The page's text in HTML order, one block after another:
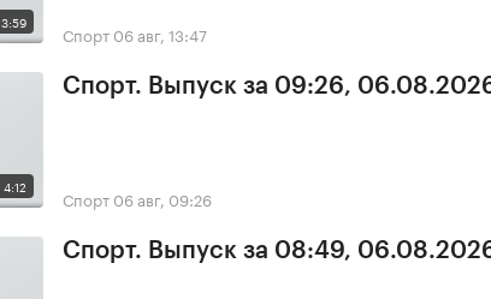
3:59 Спорт 06 авг, 13:47
4:12
Спорт. Выпуск за 09:26,
Спорт 06 авг, 09:26
Спорт. Выпуск за 08:49,